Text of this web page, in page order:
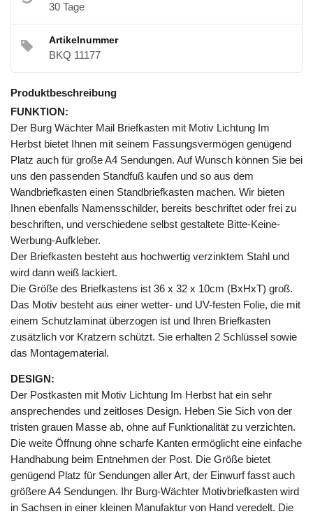
30 Tage
Artikelnummer
BKQ 11177
Produktbeschreibung
FUNKTION:
Der Burg Wächter Mail Briefkasten mit Motiv Lichtung Im
Herbst bietet Ihnen mit seinem Fassungsvermögen genügend
Platz auch für große A4 Sendungen. Auf Wunsch können Sie bei
uns den passenden Standfuß kaufen und so aus dem
Wandbriefkasten einen Standbriefkasten machen. Wir bieten
Ihnen ebenfalls Namensschilder, bereits beschriftet oder frei zu
beschriften, und verschiedene selbst gestaltete Bitte-Keine-
Werbung-Aufkleber.
Der Briefkasten besteht aus hochwertig verzinktem Stahl und
wird dann weiß lackiert.
Die Größe des Briefkastens ist 36 x 32 x 10cm (BxHxT) groß.
Das Motiv besteht aus einer wetter- und UV-festen Folie, die mit
einem Schutzlaminat überzogen ist und Ihren Briefkasten
zusätzlich vor Kratzern schützt. Sie erhalten 2 Schlüssel sowie
das Montagematerial.
DESIGN:
Der Postkasten mit Motiv Lichtung Im Herbst hat ein sehr
ansprechendes und zeitloses Design. Heben Sie Sich von der
tristen grauen Masse ab, ohne auf Funktionalität zu verzichten.
Die weite Öffnung ohne scharfe Kanten ermöglicht eine einfache
Handhabung beim Entnehmen der Post. Die Größe bietet
genügend Platz für Sendungen aller Art, der Einwurf fasst auch
größere A4 Sendungen. Ihr Burg-Wächter Motivbriefkasten wird
in Sachsen in einer kleinen Manufaktur von Hand veredelt. Die